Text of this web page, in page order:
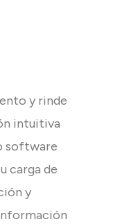
y rinde
intuitiva
software
carga de
y